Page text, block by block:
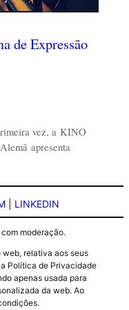
de Expressão
vez, a KINO
apresenta
LINKEDIN
moderação.
relativa aos seus
Política de Privacidade
apenas usada para
da web. Ao